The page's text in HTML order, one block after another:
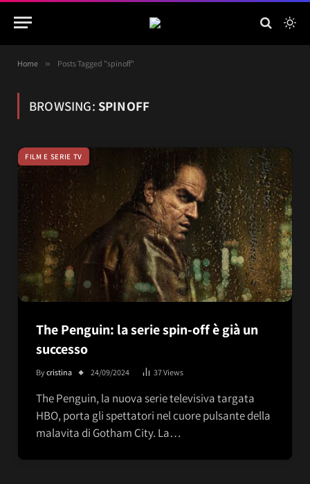
Home » Posts Tagged "spinoff"
BROWSING: SPINOFF
FILM E SERIE TV
The Penguin: la serie spin-off è già un
successo
Bycristina 24/09/2024 37Views
The Penguin, la nuova serie televisiva targata
HBO, porta gli spettatori nel cuore pulsante della
malavita di Gotham City. La…